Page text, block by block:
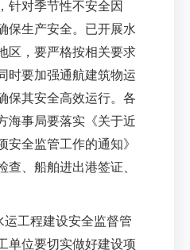
针对季节性不安全因
保生产安全。已开展水
区，要严格按相关要求
时要加强通航建筑物运
保其安全高效运行。各
海事局要落实《关于近
安全监管工作的通知》
查、船舶进出港签证、
运工程建设安全监督管
单位要切实做好建设项